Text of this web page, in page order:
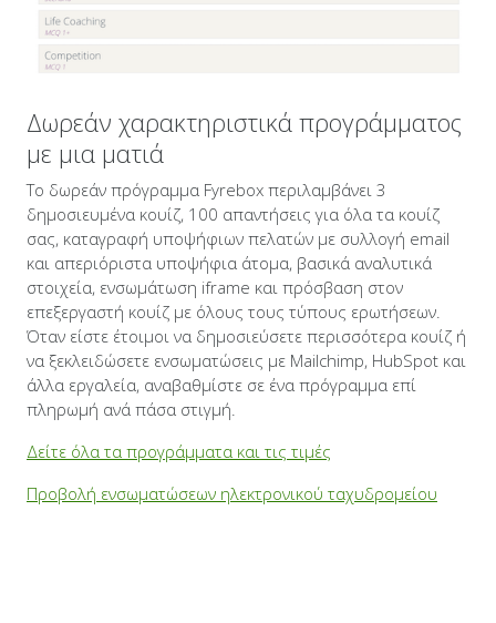
Δωρεάν χαρακτηριστικά προγράμματος
με μια ματιά
Το δωρεάν πρόγραμμα Fyrebox περιλαμβάνει 3
δημοσιευμένα κουίζ, 100 απαντήσεις για όλα τα κουίζ
σας, καταγραφή υποψήφιων πελατών με συλλογή email
και απεριόριστα υποψήφια άτομα, βασικά αναλυτικά
στοιχεία, ενσωμάτωση iframe και πρόσβαση στον
επεξεργαστή κουίζ με όλους τους τύπους ερωτήσεων.
Όταν είστε έτοιμοι να δημοσιεύσετε περισσότερα κουίζ ή
να ξεκλειδώσετε ενσωματώσεις με Mailchimp, HubSpot και
άλλα εργαλεία, αναβαθμίστε σε ένα πρόγραμμα επί
πληρωμή ανά πάσα στιγμή.
Δείτε όλα τα προγράμματα και τις τιμές
Προβολή ενσωματώσεων ηλεκτρονικού ταχυδρομείου